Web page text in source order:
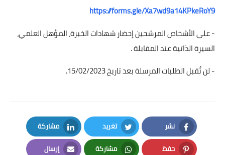
https://forms.gle/Xa7wd9a14KPkeRoY9
- على الأشخاص المرشحين إحضار شهادات الخبرة، المؤهل العلمي،
السيرة الذاتية عند المقابلة .
- لن تُقبل الطلبات المرسلة بعد تاريخ 15/02/2023.
نشر
Facebook
تغريد
Twitter
مشاركة
LinkedIn
حفظ مشاركة إرسال